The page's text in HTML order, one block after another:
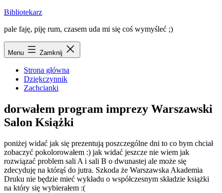
Przejdź
treści
Bibliotekarz
pale faję, piję rum, czasem uda mi się coś wymyśleć ;)
Menu Zamknij
Strona główna
Dziękczynnik
Zachcianki
dorwałem program imprezy Warszawski
Salon Książki
poniżej widać jak się prezentują poszczególne dni to co bym chciał
zobaczyć pokolorowałem :) jak widać jeszcze nie wiem jak
rozwiązać problem sali A i sali B o dwunastej ale może się
zdecyduję na którąś do jutra. Szkoda że Warszawska Akademia
Druku nie będzie mieć wykładu o współczesnym składzie książki
na który się wybierałem :(